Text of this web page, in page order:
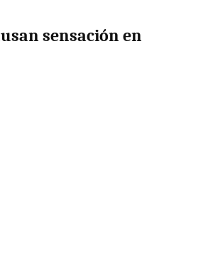
sensación en